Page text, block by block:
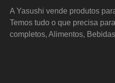
A Yasushi vende produtos
Temos tudo o que precisa
completos, Alimentos,